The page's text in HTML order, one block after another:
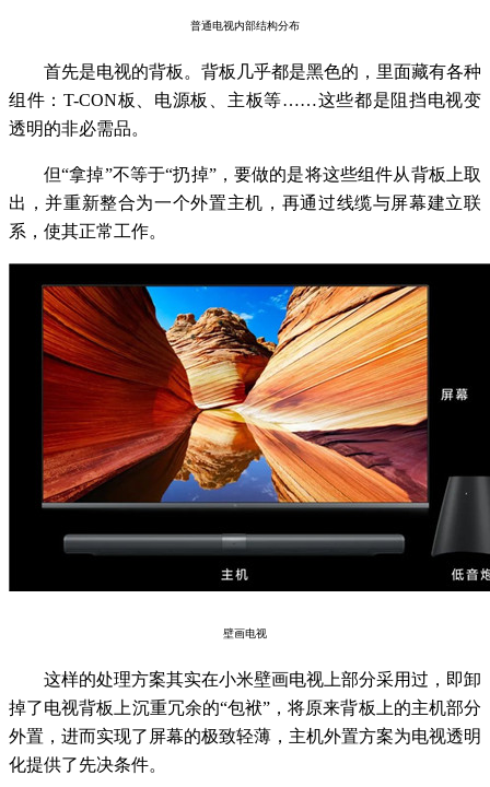
普通电视内部结构分布
首先是电视的背板。背板几乎都是黑色的，里面藏有各种
组件：T-CON板、电源板、主板等……这些都是阻挡电视变
透明的非必需品。
但“拿掉”不等于“扔掉”，要做的是将这些组件从背板上取
出，并重新整合为一个外置主机，再通过线缆与屏幕建立联
系，使其正常工作。
壁画电视
这样的处理方案其实在小米壁画电视上部分采用过，即卸
掉了电视背板上沉重冗余的“包袱”，将原来背板上的主机部分
外置，进而实现了屏幕的极致轻薄，主机外置方案为电视透明
化提供了先决条件。